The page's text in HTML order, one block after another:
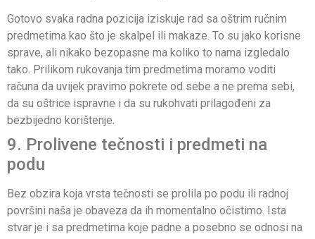
Gotovo svaka radna pozicija iziskuje rad sa oštrim ručnim
predmetima kao što je skalpel ili makaze. To su jako korisne
sprave, ali nikako bezopasne ma koliko to nama izgledalo
tako. Prilikom rukovanja tim predmetima moramo voditi
računa da uvijek pravimo pokrete od sebe a ne prema sebi,
da su oštrice ispravne i da su rukohvati prilagođeni za
bezbijedno korištenje.
9. Prolivene tečnosti i predmeti na
podu
Bez obzira koja vrsta tečnosti se prolila po podu ili radnoj
površini naša je obaveza da ih momentalno očistimo. Ista
stvar je i sa predmetima koje padne a posebno se odnosi na